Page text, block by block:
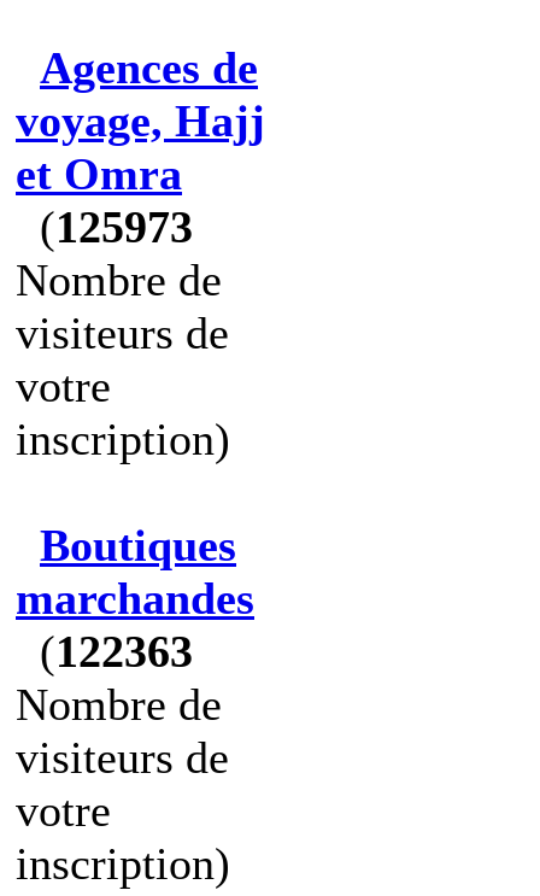
Agences de
voyage, Hajj
et Omra
(125973
Nombre de
visiteurs de
votre
inscription)
Boutiques
marchandes
(122363
Nombre de
visiteurs de
votre
inscription)